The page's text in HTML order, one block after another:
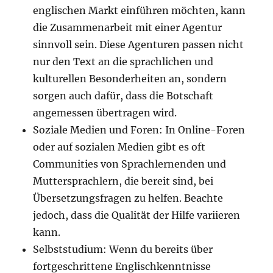
englischen Markt einführen möchten, kann
die Zusammenarbeit mit einer Agentur
sinnvoll sein. Diese Agenturen passen nicht
nur den Text an die sprachlichen und
kulturellen Besonderheiten an, sondern
sorgen auch dafür, dass die Botschaft
angemessen übertragen wird.
Soziale Medien und Foren: In Online-Foren
oder auf sozialen Medien gibt es oft
Communities von Sprachlernenden und
Muttersprachlern, die bereit sind, bei
Übersetzungsfragen zu helfen. Beachte
jedoch, dass die Qualität der Hilfe variieren
kann.
Selbststudium: Wenn du bereits über
fortgeschrittene Englischkenntnisse